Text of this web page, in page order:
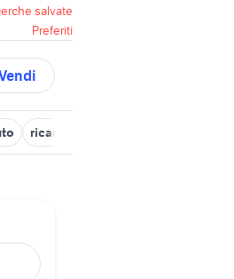
salvate
Preferiti
ricambi renault clio 3